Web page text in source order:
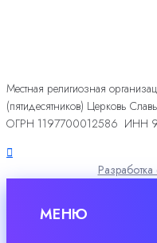
Местная религиозная
(пятидесятников) Церковь
ОГРН 1197700012586 ИНН
МЕНЮ